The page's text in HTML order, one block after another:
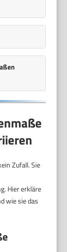
Zufall. Sie
Hier erkläre
wie sie das